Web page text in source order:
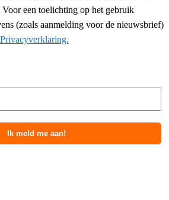
een toelichting op het gebruik
(zoals aanmelding voor de nieuwsbrief)
Privacyverklaring.